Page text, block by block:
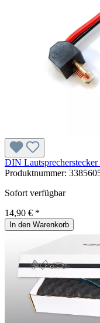
DIN
Produktnummer:
Sofort verfügbar
14,90 € *
In den Warenkorb